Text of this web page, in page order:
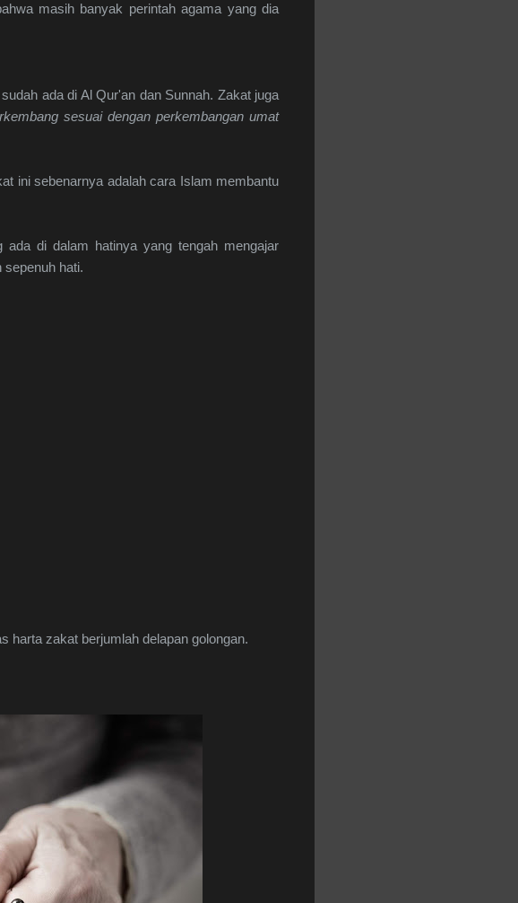
masih banyak perintah agama yang dia
ada di Al Qur'an dan Sunnah. Zakat juga
sesuai dengan perkembangan umat
ini sebenarnya adalah cara Islam membantu
di dalam hatinya yang tengah mengajar
hati.
harta zakat berjumlah delapan golongan.